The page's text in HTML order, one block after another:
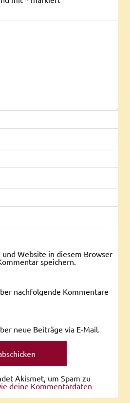
und Website in diesem Browser
speichern.
nachfolgende Kommentare
neue Beiträge via E-Mail.
Akismet, um Spam zu
deine Kommentardaten